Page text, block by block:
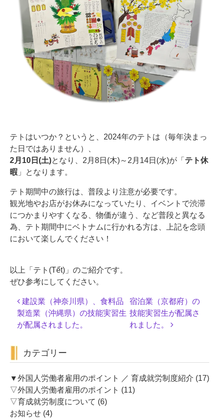
テトはいつか？というと、2024年のテトは（毎年決まっ
た日ではありません）、
2月10日(土)となり、2月8日(木)～2月14日(水)が「 テト休
暇 」となります。
テト期間中の旅行は、普段より注意が必要です。
観光地やお店がお休みになっていたり、イベントで渋滞
につかまりやすくなる、物価が違う、など普段と異なる
為、テト期間中にベトナムに行かれる方は、上記を念頭
において楽しんでください！
以上「テト(Tết)」のご紹介です。
ぜひ参考にしてください。
投
稿
ナ
ー
シ
ョ
ン
建設業（神奈川県）、食料品
製造業（沖縄県）の技能実習生
が配属されました。
宿泊業（京都府）の
技能実習生が配属さ
れました。
カテゴリー
▼外国人労働者雇用のポイント ／ 育成就労制度紹介 (17)
▽外国人労働者雇用のポイント (11)
▽育成就労制度について (6)
お知らせ (4)